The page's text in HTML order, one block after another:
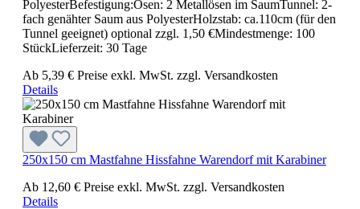
PolyesterBefestigung:Ösen: 2 Metallösen im SaumTunnel: 2-
fach genähter Saum aus PolyesterHolzstab: ca.110cm (für den
Tunnel geeignet) optional zzgl. 1,50 €Mindestmenge: 100
StückLieferzeit: 30 Tage
Ab 5,39 € Preise exkl. MwSt. zzgl. Versandkosten
Details
250x150 cm Mastfahne Hissfahne Warendorf mit Karabiner
Ab 12,60 € Preise exkl. MwSt. zzgl. Versandkosten
Details